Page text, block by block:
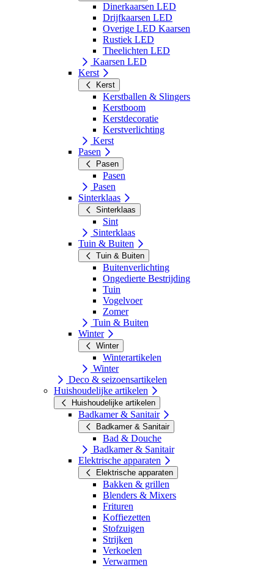
Dinerkaarsen LED
Drijfkaarsen LED
Overige LED Kaarsen
Rustiek LED
Theelichten LED
Kaarsen LED
Kerst
Kerst
Kerstballen & Slingers
Kerstboom
Kerstdecoratie
Kerstverlichting
Kerst
Pasen
Pasen
Pasen
Pasen
Sinterklaas
Sinterklaas
Sint
Sinterklaas
Tuin & Buiten
Tuin & Buiten
Buitenverlichting
Ongedierte Bestrijding
Tuin
Vogelvoer
Zomer
Tuin & Buiten
Winter
Winter
Winterartikelen
Winter
Deco & seizoensartikelen
Huishoudelijke artikelen
Huishoudelijke artikelen
Badkamer & Sanitair
Badkamer & Sanitair
Bad & Douche
Badkamer & Sanitair
Elektrische apparaten
Elektrische apparaten
Bakken & grillen
Blenders & Mixers
Frituren
Koffiezetten
Stofzuigen
Strijken
Verkoelen
Verwarmen